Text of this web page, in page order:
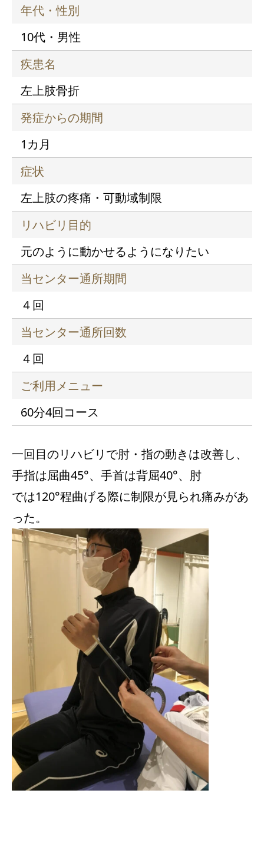
年代・性別
10代・男性
疾患名
左上肢骨折
発症からの期間
1カ月
症状
左上肢の疼痛・可動域制限
リハビリ目的
元のように動かせるようになりたい
当センター通所期間
４回
当センター通所回数
４回
ご利用メニュー
60分4回コース
一回目のリハビリで肘・指の動きは改善し、
手指は屈曲45°、手首は背屈40°、肘
では120°程曲げる際に制限が見られ痛みがあ
った。